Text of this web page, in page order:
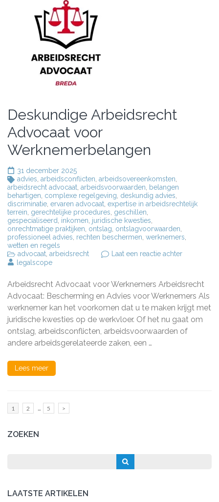
Deskundige Arbeidsrecht
Advocaat voor
Werknemerbelangen
31 december 2025
advies arbeidsconflicten arbeidsovereenkomsten
arbeidsrecht advocaat arbeidsvoorwaarden
belangen
behartigen complexe regelgeving deskundig advies
discriminatie ervaren advocaat expertise in arbeidsrechtelijk
terrein gerechtelijke procedures geschillen
gespecialiseerd
inkomen juridische kwesties
onrechtmatige praktijken ontslag ontslagvoorwaarden
professioneel advies rechten beschermen werknemers
wetten en regels
advocaat arbeidsrecht Laat een reactie achterop
voor
legalscope
Arbeidsrecht Advocaat voor Werknemers Arbeidsrecht
Advocaat: Bescherming en Advies voor Werknemers Als
werknemer kan het voorkomen dat u te maken krijgt met
juridische kwesties op de werkvloer. Of het nu gaat om
ontslag, arbeidsconflicten, arbeidsvoorwaarden of
andere arbeidsgerelateerde zaken, een …
Lees meer
Berichten
Pagina
1 Pagina
2 … Pagina
5 >
ZOEKEN
LAATSTE ARTIKELEN